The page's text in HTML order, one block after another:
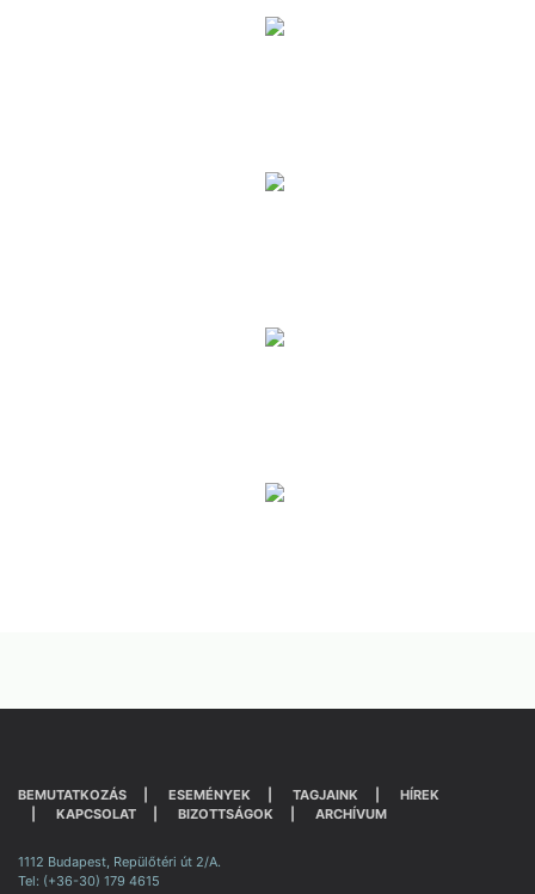
BEMUTATKOZÁS ESEMÉNYEK TAGJAINK
HÍREK
KAPCSOLAT
BIZOTTSÁGOK ARCHÍVUM
1112 Budapest, Repülőtéri út 2/A.
Tel: (+36-30) 179 4615